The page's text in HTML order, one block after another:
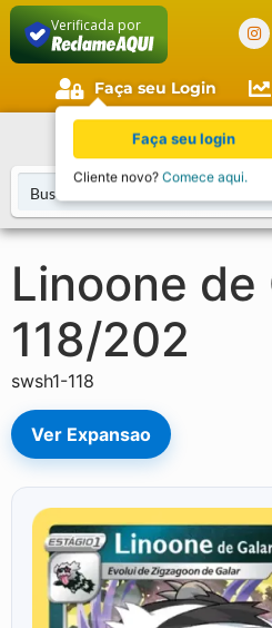
Verificada por
Faça seu Login
Linoone de
118/202
swsh1-118
Ver Expansao
Faça seu login
Cliente novo? Comece aqui.